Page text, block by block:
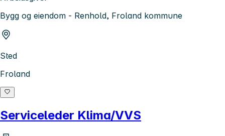
Bygg og eiendom - Renhold, Froland kommune
Sted
Froland
Serviceleder Klima/VVS